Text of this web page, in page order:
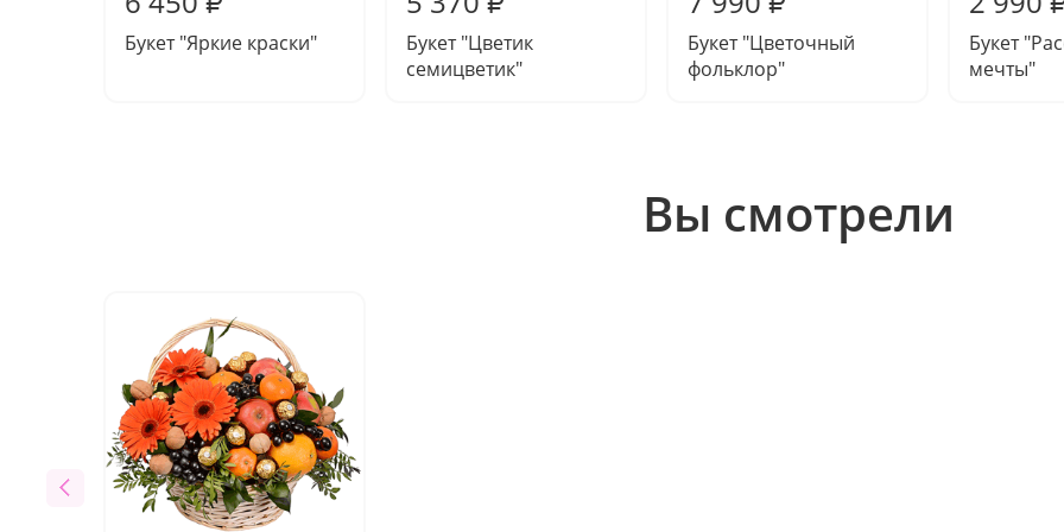
Букет "Яркие краски"
Букет "Цветик
семицветик"
Букет "Цветочный
фольклор"
Букет
мечты"
Вы смотрели